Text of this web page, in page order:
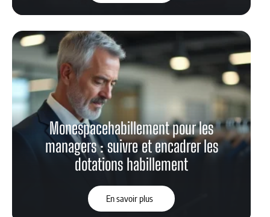
Monespacehabillement pour les
managers : suivre et encadrer les
dotations habillement
En savoir plus